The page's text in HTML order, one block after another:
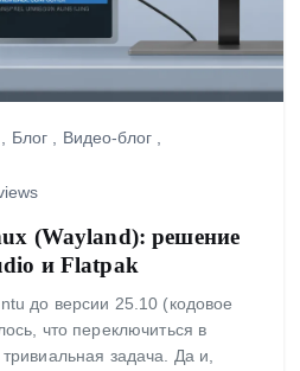
Блог Видео-блог
(Wayland): решение
и Flatpak
до версии 25.10 (кодовое
что переключиться в
задача. Да и,